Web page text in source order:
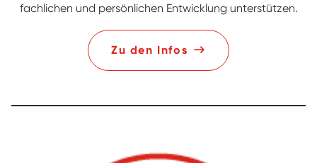
fachlichen und persönlichen Entwicklung unterstützen.
Zu den Infos